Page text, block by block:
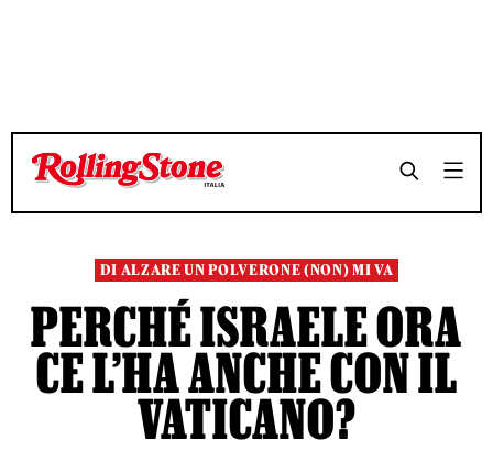
TEMPO DI LETTURA 5 MINUTI SHARE
TEMPO DI LETTURA 5 MINUTI SHARE
DI ALZARE UN POLVERONE (NON) MI VA
PERCHÉ ISRAELE ORA
CE L’HA ANCHE CON IL
VATICANO?